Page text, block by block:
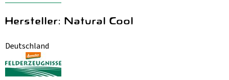
Hersteller: Natural Cool
Deutschland